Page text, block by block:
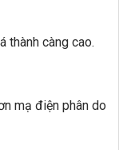
thành càng cao.
mạ điện phân do